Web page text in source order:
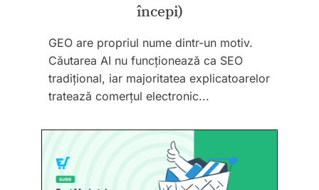
începi)
GEO are propriul nume dintr-un motiv.
Căutarea AI nu funcționează ca SEO
tradițional, iar majoritatea explicatoarelor
tratează comerțul electronic...